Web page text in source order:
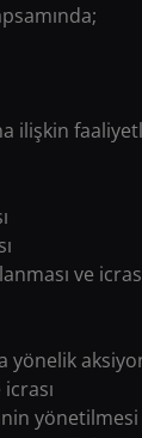
ilişkin
ve
yönetilmesi